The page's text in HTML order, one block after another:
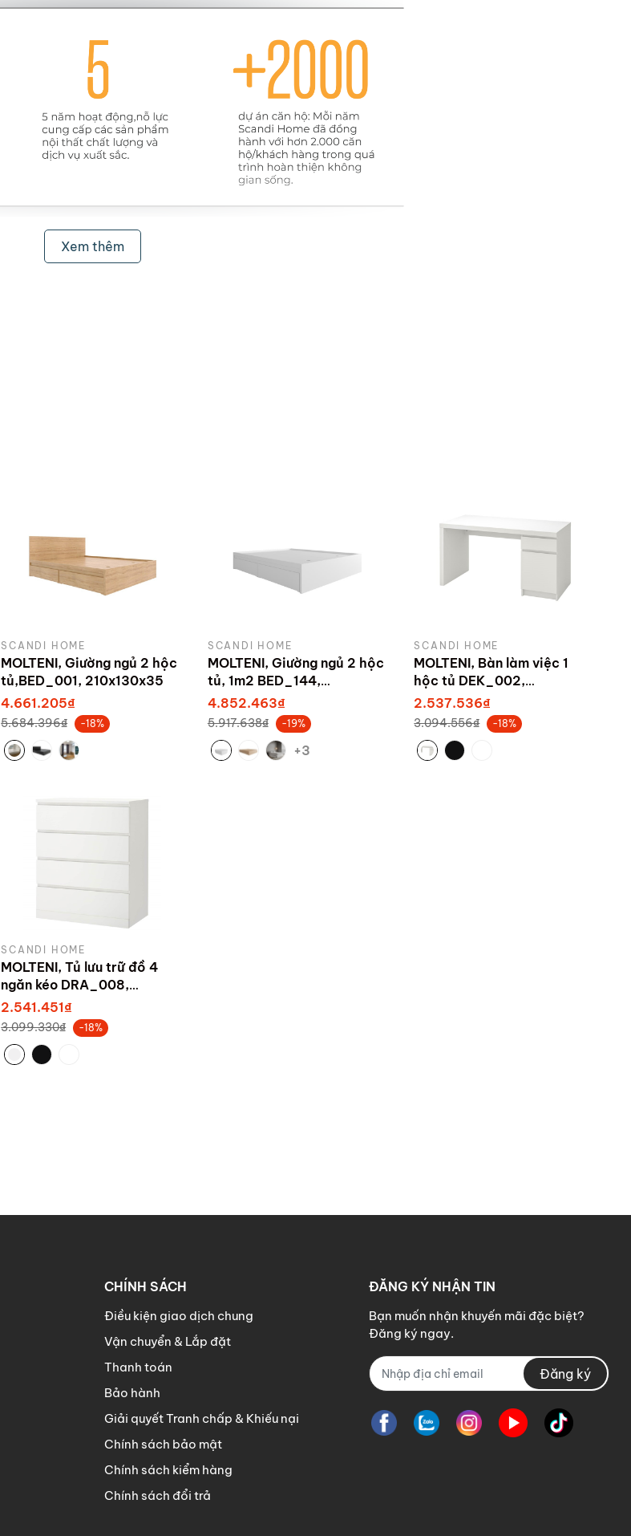
Xem thêm
SCANDI HOME
MOLTENI, Giường ngủ 2 hộc
tủ,BED_001, 210x130x35
4.661.205₫
5.684.396₫ -18%
SCANDI HOME
MOLTENI, Giường ngủ 2 hộc
tủ, 1m2 BED_144,
210x35cm, sản xuất bởi
Scandi Home
4.852.463₫
5.917.638₫ -19%
+3
SCANDI HOME
MOLTENI, Bàn làm việc 1
hộc tủ DEK_002,
140x60x73cm
2.537.536₫
3.094.556₫ -18%
SCANDI HOME
MOLTENI, Tủ lưu trữ đồ 4
ngăn kéo DRA_008,
80x48x100cm
2.541.451₫
3.099.330₫ -18%
CHÍNH SÁCH
Điều kiện giao dịch chung
Vận chuyển & Lắp đặt
Thanh toán
Bảo hành
Giải quyết Tranh chấp & Khiếu nại
Chính sách bảo mật
Chính sách kiểm hàng
Chính sách đổi trả
ĐĂNG KÝ NHẬN TIN
Bạn muốn nhận khuyến mãi đặc biệt?
Đăng ký ngay.
Đăng ký